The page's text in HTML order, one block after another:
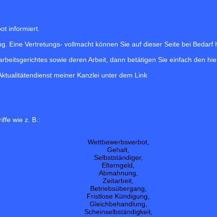
informiert.
Eine Vertretungs- vollmacht können Sie auf dieser Seite bei Bedarf
sowie deren Arbeit, dann betätigen Sie einfach den
meiner Kanzlei unter dem Link
wie z. B.:
Wettbewerbsverbot,
Gehalt,
Selbstständiger,
Elterngeld,
Abmahnung,
Zeitarbeit,
Betriebsübergang,
Fristlose Kündigung,
Gleichbehandlung,
Scheinselbständigkeit,